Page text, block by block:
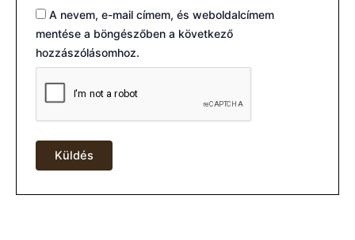
A nevem, e-mail címem, és weboldalcímem
mentése a böngészőben a következő
hozzászólásomhoz.